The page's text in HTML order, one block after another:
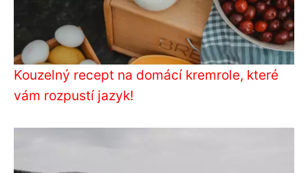
Kouzelný recept na domácí kremrole, které
vám rozpustí jazyk!